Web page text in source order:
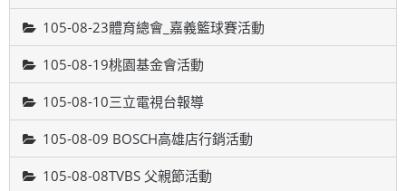
105-08-23體育總會_嘉義籃球賽活動
105-08-19桃園基金會活動
105-08-10三立電視台報導
105-08-09 BOSCH高雄店行銷活動
105-08-08TVBS 父親節活動